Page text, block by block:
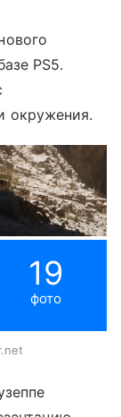
PS5.
окружения.
19
фото